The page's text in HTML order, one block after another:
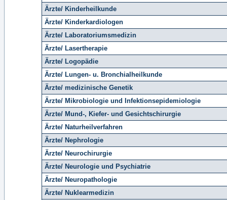
Ärzte/ Kinderheilkunde
Ärzte/ Kinderkardiologen
Ärzte/ Laboratoriumsmedizin
Ärzte/ Lasertherapie
Ärzte/ Logopädie
Ärzte/ Lungen- u. Bronchialheilkunde
Ärzte/ medizinische Genetik
Ärzte/ Mikrobiologie und Infektionsepidemiologie
Ärzte/ Mund-, Kiefer- und Gesichtschirurgie
Ärzte/ Naturheilverfahren
Ärzte/ Nephrologie
Ärzte/ Neurochirurgie
Ärzte/ Neurologie und Psychiatrie
Ärzte/ Neuropathologie
Ärzte/ Nuklearmedizin